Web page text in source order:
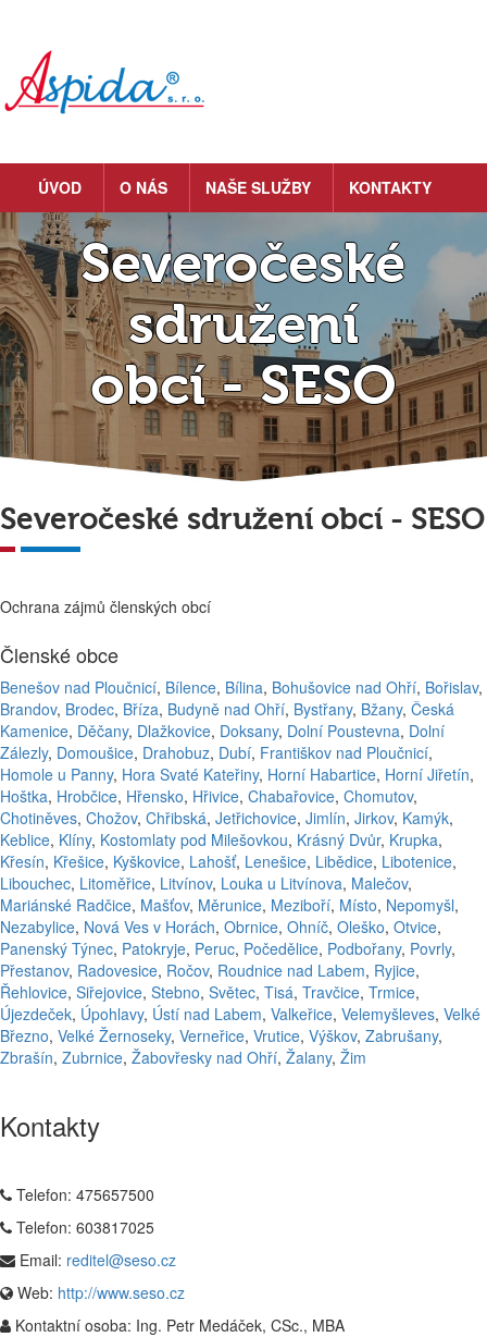
ÚVOD O NÁS NAŠE SLUŽBY KONTAKTY
Severočeské
sdružení
obcí - SESO
Severočeské sdružení obcí - SESO
Ochrana zájmů členských obcí
Členské obce
Benešov nad Ploučnicí, Bílence, Bílina, Bohušovice nad Ohří, Bořislav,
Brandov, Brodec, Bříza, Budyně nad Ohří, Bystřany, Bžany, Česká
Kamenice, Děčany, Dlažkovice, Doksany, Dolní Poustevna, Dolní
Zálezly, Domoušice, Drahobuz, Dubí, Františkov nad Ploučnicí,
Homole u Panny, Hora Svaté Kateřiny, Horní Habartice, Horní Jiřetín,
Hoštka, Hrobčice, Hřensko, Hřivice, Chabařovice, Chomutov,
Chotiněves, Chožov, Chřibská, Jetřichovice, Jimlín, Jirkov, Kamýk,
Keblice, Klíny, Kostomlaty pod Milešovkou, Krásný Dvůr, Krupka,
Křesín, Křešice, Kyškovice, Lahošť, Lenešice, Libědice, Libotenice,
Libouchec, Litoměřice, Litvínov, Louka u Litvínova, Malečov,
Mariánské Radčice, Mašťov, Měrunice, Meziboří, Místo, Nepomyšl,
Nezabylice, Nová Ves v Horách, Obrnice, Ohníč, Oleško, Otvice,
Panenský Týnec, Patokryje, Peruc, Počedělice, Podbořany, Povrly,
Přestanov, Radovesice, Ročov, Roudnice nad Labem, Ryjice,
Řehlovice, Siřejovice, Stebno, Světec, Tisá, Travčice, Trmice,
Újezdeček, Úpohlavy, Ústí nad Labem, Valkeřice, Velemyšleves, Velké
Březno, Velké Žernoseky, Verneřice, Vrutice, Výškov, Zabrušany,
Zbrašín, Zubrnice, Žabovřesky nad Ohří, Žalany, Žim
Kontakty
Telefon: 475657500
Telefon: 603817025
Email: reditel@seso.cz
Web: http://www.seso.cz
Kontaktní osoba: Ing. Petr Medáček, CSc., MBA